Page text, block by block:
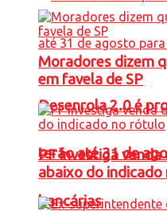
Desenrola 2.0 é
terão até 31 de
bancárias
Moradores dizem
em favela de SP
PF investiga
abaixo do